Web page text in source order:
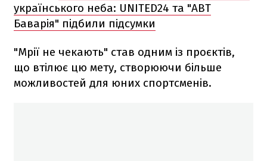
українського неба: UNITED24 та "АВТ
Баварія" підбили підсумки
"Мрії не чекають" став одним із проєктів,
що втілює цю мету, створюючи більше
можливостей для юних спортсменів.